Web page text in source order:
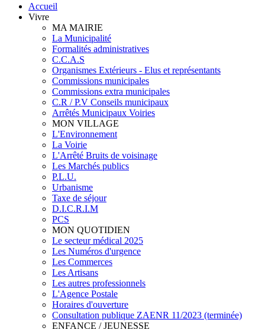
Accueil
Vivre
MA MAIRIE
La Municipalité
Formalités administratives
C.C.A.S
Organismes Extérieurs - Elus et représentants
Commissions municipales
Commissions extra municipales
C.R / P.V Conseils municipaux
Arrêtés Municipaux Voiries
MON VILLAGE
L'Environnement
La Voirie
L'Arrêté Bruits de voisinage
Les Marchés publics
P.L.U.
Urbanisme
Taxe de séjour
D.I.C.R.I.M
PCS
MON QUOTIDIEN
Le secteur médical 2025
Les Numéros d'urgence
Les Commerces
Les Artisans
Les autres professionnels
L'Agence Postale
Horaires d'ouverture
Consultation publique ZAENR 11/2023 (terminée)
ENFANCE / JEUNESSE